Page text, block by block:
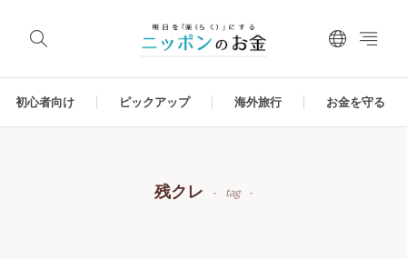
初心者向け ピックアップ 海外旅行 お金を守る
残クレ tag